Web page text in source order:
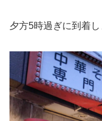
夕方5時過ぎに到着